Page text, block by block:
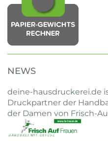
NEWS
deine-hausdruckerei.de
Druckpartner der
der Damen von Frisch-